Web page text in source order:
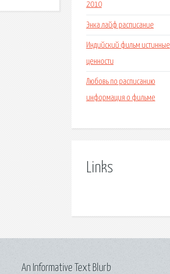
2010
Энка лайф расписание
Индийский фильм истинные
ценности
Любовь по расписанию
информация о фильме
Links
An Informative Text Blurb